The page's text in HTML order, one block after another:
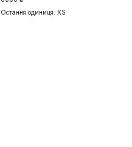
Остання одиниця: XS